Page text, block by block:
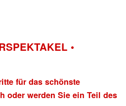
•
für das schönste
oder werden Sie ein Teil des